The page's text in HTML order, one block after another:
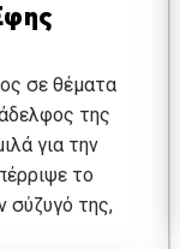
σε θέματα
της
για την
το
σύζυγό της,